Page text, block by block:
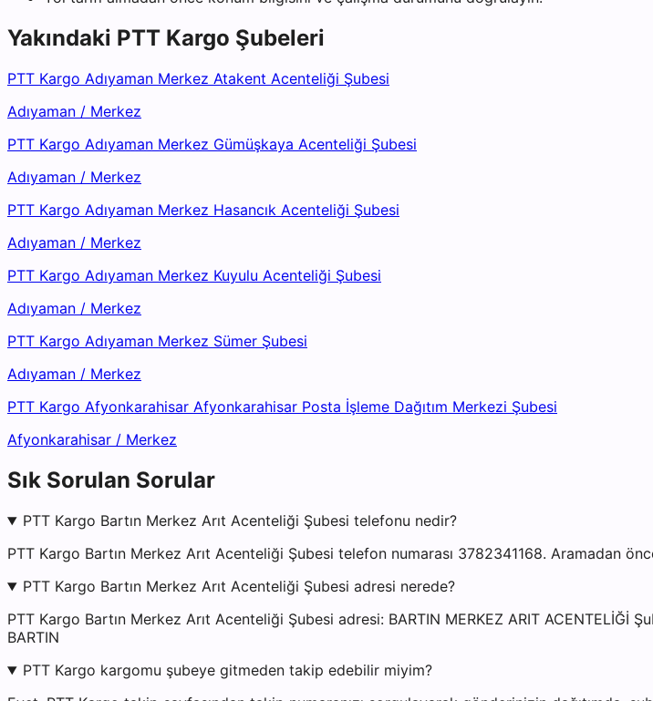
Yakındaki PTT Kargo Şubeleri
PTT Kargo Adıyaman Merkez Atakent Acenteliği Şubesi
Adıyaman / Merkez
PTT Kargo Adıyaman Merkez Gümüşkaya Acenteliği Şubesi
Adıyaman / Merkez
PTT Kargo Adıyaman Merkez Hasancık Acenteliği Şubesi
Adıyaman / Merkez
PTT Kargo Adıyaman Merkez Kuyulu Acenteliği Şubesi
Adıyaman / Merkez
PTT Kargo Adıyaman Merkez Sümer Şubesi
Adıyaman / Merkez
PTT Kargo Afyonkarahisar Afyonkarahisar Posta İşleme Dağıtım Merkezi Şubesi
Afyonkarahisar / Merkez
Sık Sorulan Sorular
PTT Kargo Bartın Merkez Arıt Acenteliği Şubesi telefonu nedir?
PTT Kargo Bartın Merkez Arıt Acenteliği Şubesi telefon numarası 3782341168. Aramadan
PTT Kargo Bartın Merkez Arıt Acenteliği Şubesi adresi nerede?
PTT Kargo Bartın Merkez Arıt Acenteliği Şubesi adresi: BARTIN MERKEZ ARIT ACENTELİĞİ
BARTIN
PTT Kargo kargomu şubeye gitmeden takip edebilir miyim?